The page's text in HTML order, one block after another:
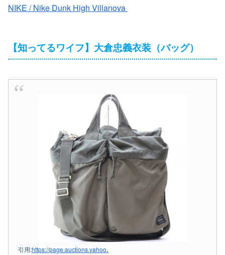
NIKE / Nike Dunk High Villanova
【知ってるワイフ】大倉忠義衣装（バッグ）
引用:https://page.auctions.yahoo.